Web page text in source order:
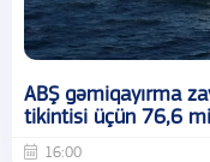
ABŞ gəmiqayırma
tikintisi üçün 76,6
16:00